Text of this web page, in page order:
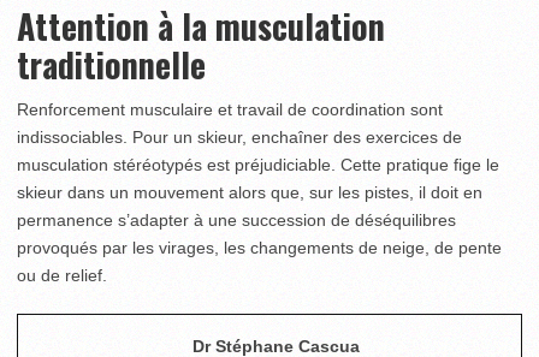
Attention à la musculation
traditionnelle
Renforcement musculaire et travail de coordination sont
indissociables. Pour un skieur, enchaîner des exercices de
musculation stéréotypés est préjudiciable. Cette pratique fige le
skieur dans un mouvement alors que, sur les pistes, il doit en
permanence s’adapter à une succession de déséquilibres
provoqués par les virages, les changements de neige, de pente
ou de relief.
Dr Stéphane Cascua